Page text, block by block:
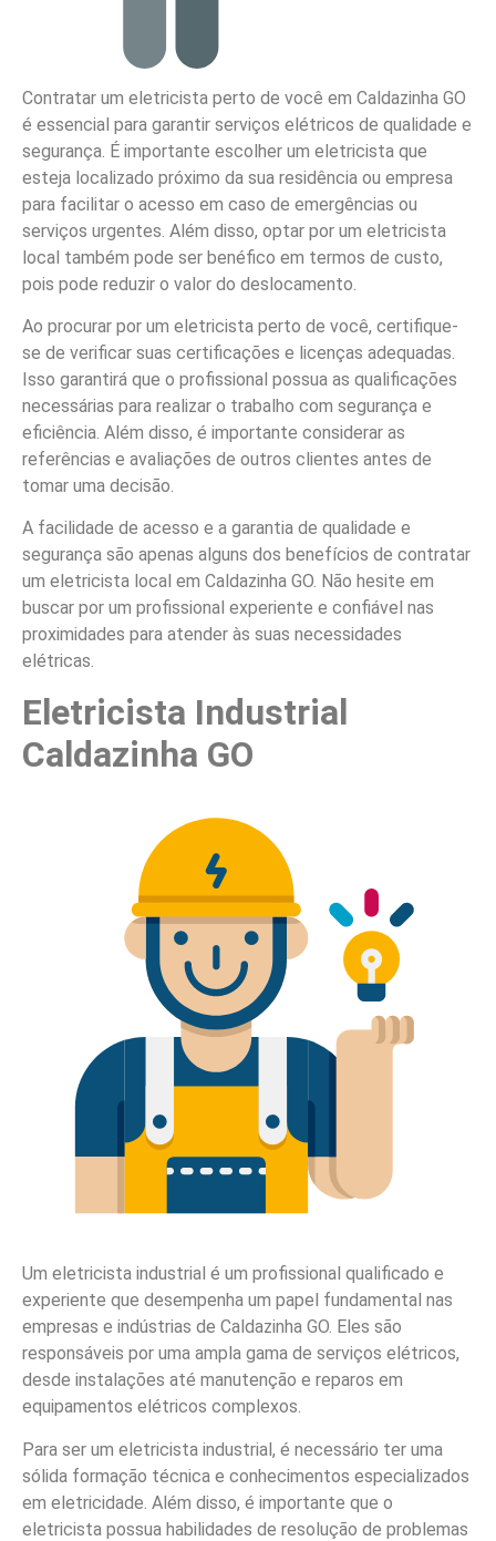
Contratar um eletricista perto de você em Caldazinha GO
é essencial para garantir serviços elétricos de qualidade e
segurança. É importante escolher um eletricista que
esteja localizado próximo da sua residência ou empresa
para facilitar o acesso em caso de emergências ou
serviços urgentes. Além disso, optar por um eletricista
local também pode ser benéfico em termos de custo,
pois pode reduzir o valor do deslocamento.
Ao procurar por um eletricista perto de você, certifique-
se de verificar suas certificações e licenças adequadas.
Isso garantirá que o profissional possua as qualificações
necessárias para realizar o trabalho com segurança e
eficiência. Além disso, é importante considerar as
referências e avaliações de outros clientes antes de
tomar uma decisão.
A facilidade de acesso e a garantia de qualidade e
segurança são apenas alguns dos benefícios de contratar
um eletricista local em Caldazinha GO. Não hesite em
buscar por um profissional experiente e confiável nas
proximidades para atender às suas necessidades
elétricas.
Eletricista Industrial
Caldazinha GO
Um eletricista industrial é um profissional qualificado e
experiente que desempenha um papel fundamental nas
empresas e indústrias de Caldazinha GO. Eles são
responsáveis por uma ampla gama de serviços elétricos,
desde instalações até manutenção e reparos em
equipamentos elétricos complexos.
Para ser um eletricista industrial, é necessário ter uma
sólida formação técnica e conhecimentos especializados
em eletricidade. Além disso, é importante que o
eletricista possua habilidades de resolução de problemas